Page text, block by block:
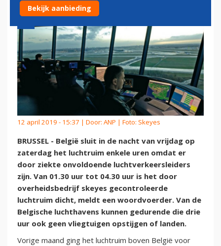
12 april 2019 - 15:37 | Door: ANP | Foto: Skeyes
BRUSSEL - België sluit in de nacht van vrijdag op
zaterdag het luchtruim enkele uren omdat er
door ziekte onvoldoende luchtverkeersleiders
zijn. Van 01.30 uur tot 04.30 uur is het door
overheidsbedrijf skeyes gecontroleerde
luchtruim dicht, meldt een woordvoerder. Van de
Belgische luchthavens kunnen gedurende die drie
uur ook geen vliegtuigen opstijgen of landen.
Vorige maand ging het luchtruim boven België voor
Bekijk aanbieding